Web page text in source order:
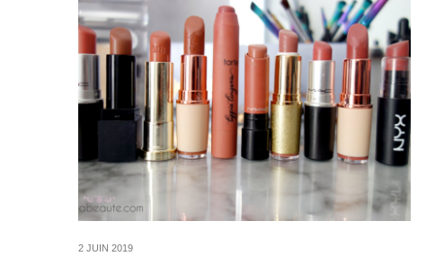
2 JUIN 2019